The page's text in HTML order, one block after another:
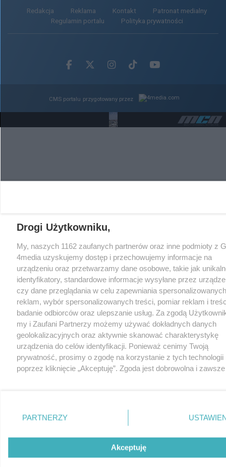
Redakcja Reklama Kontakt
Patronat medialny
Regulamin portalu
Polityka prywatności
Facebook.com
X.comInstagram.com
Tiktok.comYoutube.com
CMS portalu przygotowany przez
Loaded
100.00%
Drogi Użytkowniku,
My, naszych 1162 zaufanych partnerów oraz inne podmioty z
4media uzyskujemy dostęp i przechowujemy informacje na
urządzeniu oraz przetwarzamy dane osobowe, takie jak
identyfikatory, standardowe informacje wysyłane przez
czy dane przeglądania w celu zapewniania spersonalizowanych
reklam, wybór spersonalizowanych treści, pomiar reklam i
badanie odbiorców oraz ulepszanie usług. Za zgodą
my i Zaufani Partnerzy możemy używać dokładnych danych
geolokalizacyjnych oraz aktywnie skanować charakterystykę
urządzenia do celów identyfikacji. Ponieważ cenimy Twoją
prywatność, prosimy o zgodę na korzystanie z tych technologii
poprzez kliknięcie „Akceptuję”. Zgoda jest dobrowolna i zawsze
prawo sprzeciwić się takiemu przetwarzaniu. Preferencje będą
miały zastosowania tylko na tej witrynie.
Zapoznaj się z poniższymi informacjami, abyś mógł świadomie
komfortowo korzystać z naszych serwisów internetowych.
PARTNERZY
Akceptuję